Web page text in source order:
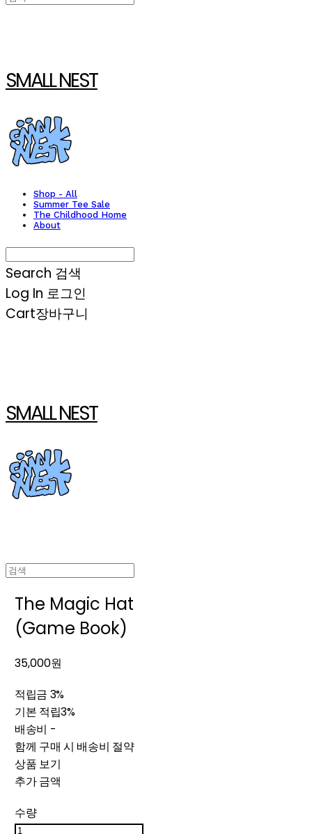
SMALL NEST
Shop - All
Summer Tee Sale
The Childhood Home
About
Search 검색
Log In 로그인
Cart장바구니
SMALL NEST
The Magic Hat
(Game Book)
35,000원
적립금 3%
기본 적립3%
배송비 -
함께 구매 시 배송비 절약
상품 보기
추가 금액
수량